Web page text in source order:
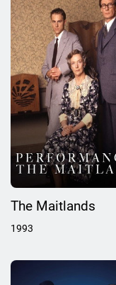
The Maitlands
1993